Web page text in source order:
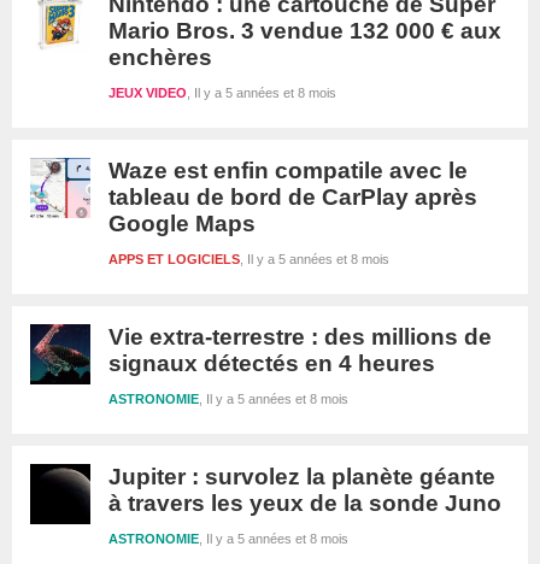
Mario Bros. 3 vendue 132 000 € aux
enchères
Il y a 5 années et 8 mois
JEUX VIDEO
Waze est enfin compatile avec le
tableau de bord de CarPlay après
Google Maps
Il y a 5 années et 8 mois
APPS ET LOGICIELS
Vie extra-terrestre : des millions de
signaux détectés en 4 heures
Il y a 5 années et 8 mois
ASTRONOMIE
Jupiter : survolez la planète géante
à travers les yeux de la sonde Juno
Il y a 5 années et 8 mois
ASTRONOMIE